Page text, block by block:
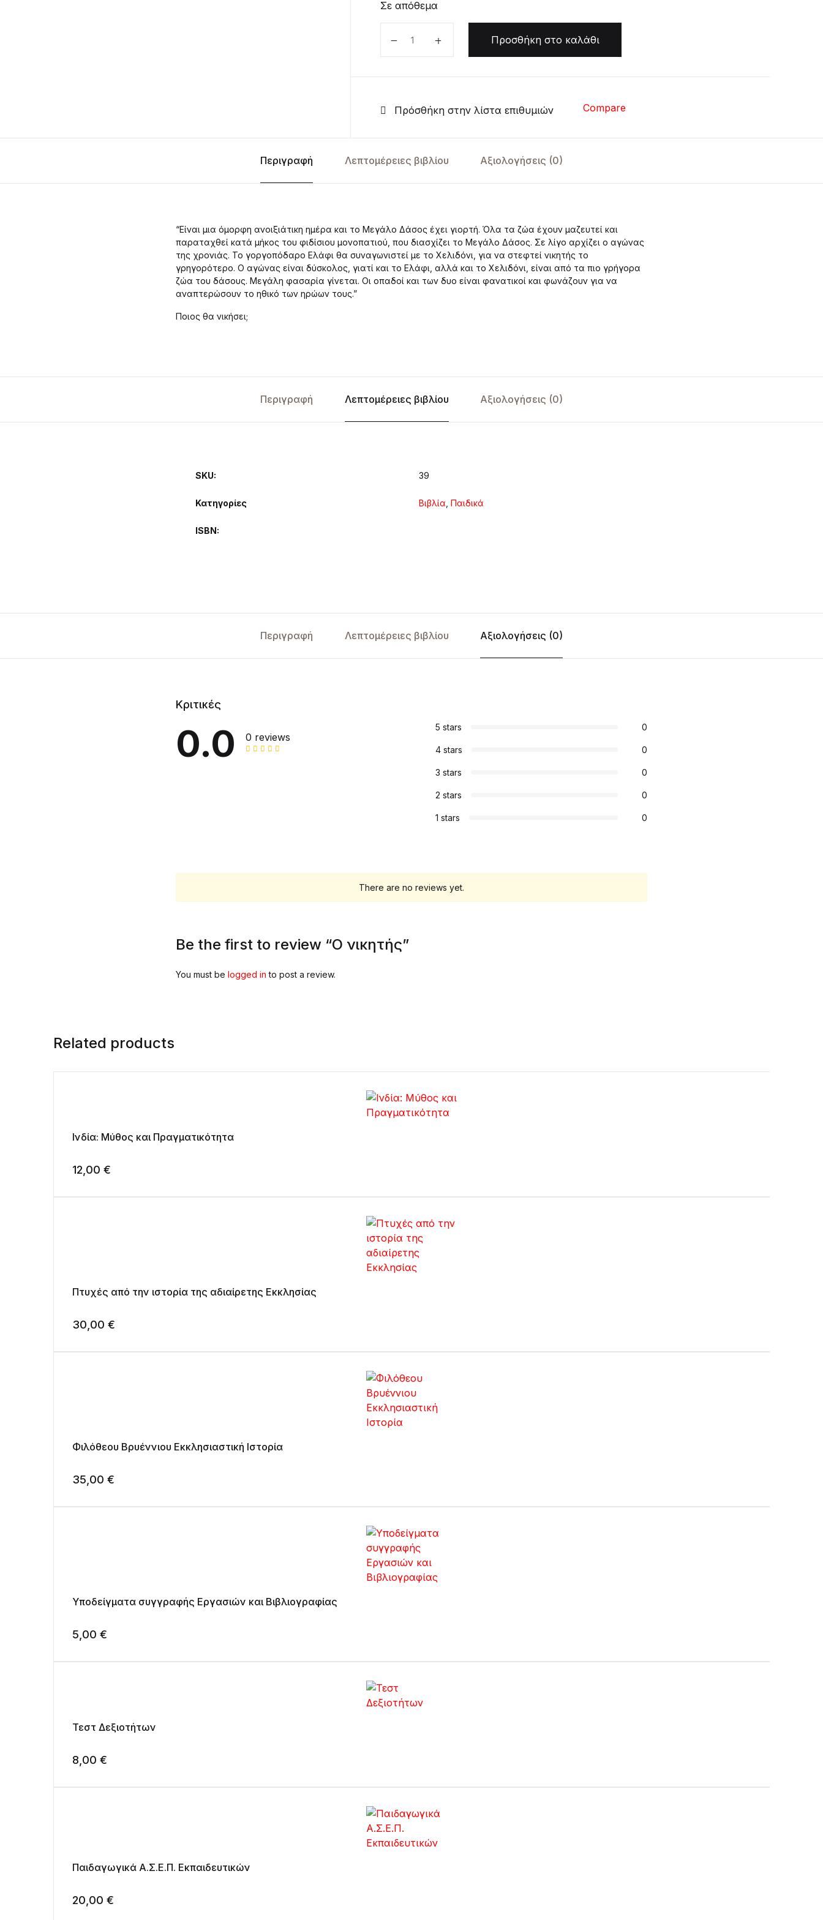
Σε απόθεμα
Προσθήκη στο καλάθι
Πρόσθήκη στην λίστα επιθυμιών Compare
Περιγραφή Λεπτομέρειες βιβλίου Αξιολογήσεις (0)
“Eίναι μια όμορφη ανοιξιάτικη ημέρα και το Μεγάλο Δάσος έχει γιορτή. Όλα τα ζώα έχουν μαζευτεί και
παραταχθεί κατά μήκος του φιδίσιου μονοπατιού, που διασχίζει το Μεγάλο Δάσος. Σε λίγο αρχίζει ο αγώνας
της χρονιάς. Το γοργοπόδαρο Eλάφι θα συναγωνιστεί με το Χελιδόνι, για να στεφτεί νικητής το
γρηγορότερο. Ο αγώνας είναι δύσκολος, γιατί και το Ελάφι, αλλά και το Χελιδόνι, είναι από τα πιο γρήγορα
ζώα του δάσους. Μεγάλη φασαρία γίνεται. Οι οπαδοί και των δυο είναι φανατικοί και φωνάζουν για να
αναπτερώσουν το ηθικό των ηρώων τους.”
Ποιος θα νικήσει;
Περιγραφή Λεπτομέρειες βιβλίου Αξιολογήσεις (0)
SKU: 39
Κατηγορίες Βιβλία Παιδικά
ISBN
Περιγραφή Λεπτομέρειες βιβλίου Αξιολογήσεις (0)
Κριτικές
0.0 0 reviews
5 stars 0
4 stars 0
3 stars 0
2 stars 0
1 stars 0
There are no reviews yet.
Be the first to review “Ο νικητής”
You must be logged in to post a review.
Related products
Ινδία: Μύθος και Πραγματικότητα
12,00 €
Πτυχές από την ιστορία της αδιαίρετης Εκκλησίας
30,00 €
Φιλόθεου Βρυέννιου Εκκλησιαστική Ιστορία
35,00 €
Υποδείγματα συγγραφής Εργασιών και Βιβλιογραφίας
5,00 €
Τεστ Δεξιοτήτων
8,00 €
Παιδαγωγικά Α.Σ.Ε.Π. Εκπαιδευτικών
20,00 €